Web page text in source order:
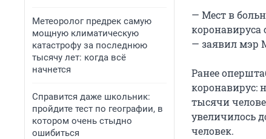
Метеоролог предрек самую
мощную климатическую
катастрофу за последнюю
тысячу лет: когда всё
начнется
Справится даже школьник:
пройдите тест по географии, в
котором очень стыдно
ошибиться
— Мест в
коронавируса
— заявил мэр
Ранее
коронавирус:
тысячи
увеличилось
человек.